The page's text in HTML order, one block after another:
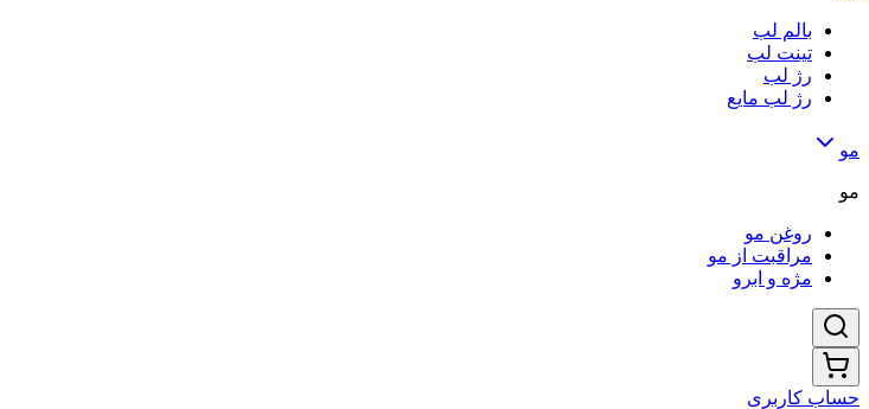
بالم لب
تینت لب
رژ لب
رژ لب مایع
مو
مو
روغن مو
مراقبت از مو
مژه و ابرو
حساب کاربری